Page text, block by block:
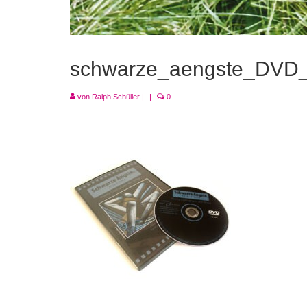
von Ralph Schüller | | 0